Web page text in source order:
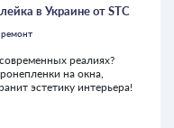
в Украине от STC
ремонт
реалиях?
на окна,
эстетику интерьера!